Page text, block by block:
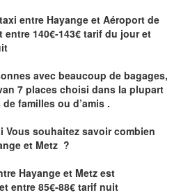
entre Hayange et Aéroport de
entre 140€-143€ tarif du jour et
avec beaucoup de bagages,
7 places choisi dans la plupart
familles ou d’amis .
Vous souhaitez savoircombien
et Metz ?
Hayange et Metz est
entre 85€-88€ tarif nuit